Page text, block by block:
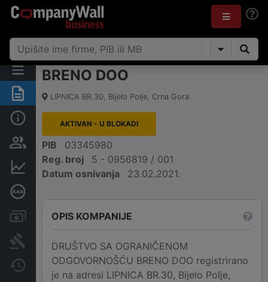
Sažetak
Osobe i vlasništvo
Finansijski podaci
Računi i blokade
Arhiva sudskih objava
Promjene
BRENO DOO
LIPNICA BR.30, Bijelo Polje, Crna Gora
AKTIVAN - U BLOKADI
PIB
03345980
Reg. broj
5 - 0956819 / 001
Datum osnivanja
23.02.2021.
OPIS KOMPANIJE
DRUŠTVO SA OGRANIČENOM
ODGOVORNOŠĆU BRENO DOO registrirano
je na adresi LIPNICA BR.30, Bijelo Polje,